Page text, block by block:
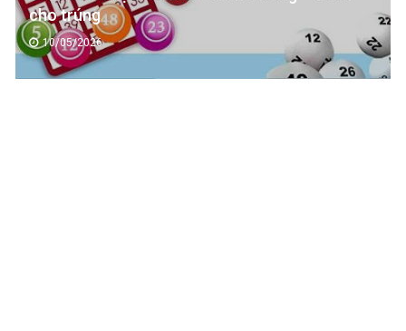
cho trúng
10/05/2026